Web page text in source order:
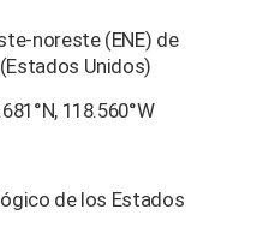
noreste (ENE) de
Unidos)
118.560°W
de los Estados